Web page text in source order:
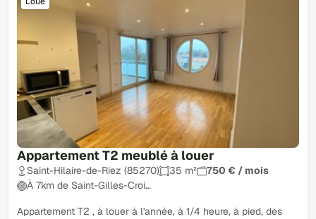
Appartement T2 meublé à louer
Saint-Hilaire-de-Riez (85270) 35 m²
750 € / mois
À 7km de Saint-Gilles-Croi…
Appartement T2 , à louer à l'année, à 1/4 heure, à pied, des